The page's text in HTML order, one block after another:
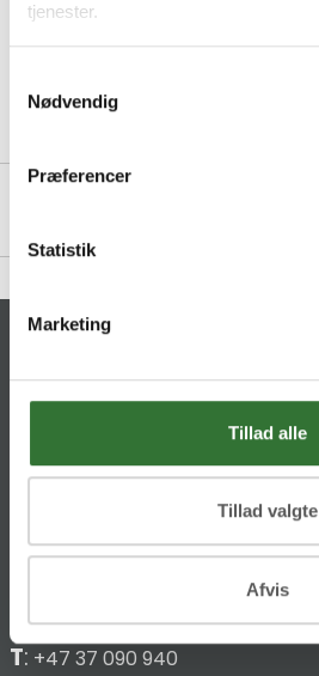
tjenester.
Nødvendig
Præferencer
Statistik
Marketing
Tillad alle
Tillad valgte
Afvis
KONTAKT
HQ:Theilgaards Torv 1
Bark Silas Vei 8
T: +47 37 090 940